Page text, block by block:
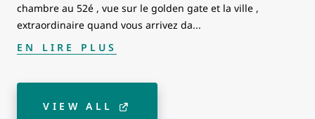
chambre au 52é , vue sur le golden gate et la ville ,
extraordinaire quand vous arrivez da...
EN LIRE PLUS
VIEW ALL